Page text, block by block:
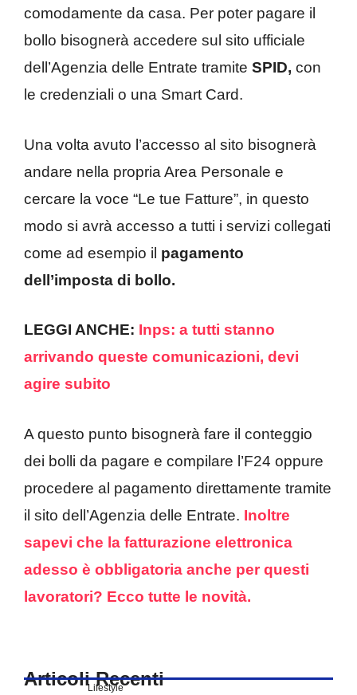
comodamente da casa. Per poter pagare il
bollo bisognerà accedere sul sito ufficiale
dell’Agenzia delle Entrate tramite SPID, con
le credenziali o una Smart Card.
Una volta avuto l’accesso al sito bisognerà
andare nella propria Area Personale e
cercare la voce “Le tue Fatture”, in questo
modo si avrà accesso a tutti i servizi collegati
come ad esempio il pagamento
dell’imposta di bollo.
LEGGI ANCHE: Inps: a tutti stanno
arrivando queste comunicazioni, devi
agire subito
A questo punto bisognerà fare il conteggio
dei bolli da pagare e compilare l’F24 oppure
procedere al pagamento direttamente tramite
il sito dell’Agenzia delle Entrate. Inoltre
sapevi che la fatturazione elettronica
adesso è obbligatoria anche per questi
lavoratori? Ecco tutte le novità.
Articoli Recenti
Lifestyle